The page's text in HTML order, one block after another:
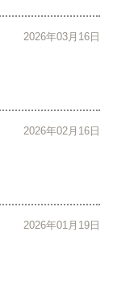
2026年03月16日
2026年02月16日
2026年01月19日